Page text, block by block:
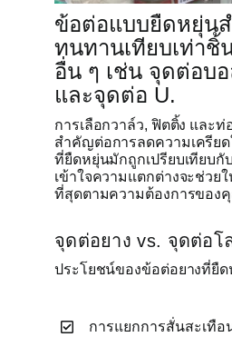
ข้อต่อแบบยืดหยุ่น
ทนทานเทียบเท่า
อื่น ๆ เช่น จุดต่อบ
และจุดต่อ U.
การเลือกวาล์ว, ฟิตติ้ง และ
สำคัญต่อการลดความเครีย
ที่ยืดหยุ่นมักถูกเปรียบเทียบกั
เข้าใจความแตกต่างจะช่ว
ที่สุดตามความต้องการของ
จุดต่อยาง vs. จุดต่อโ
ประโยชน์ของข้อต่อยางที่ยืด
การแยกการสั่นสะเทือ